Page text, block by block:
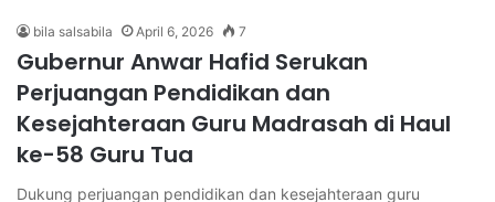
bila salsabila April 6, 2026 7
Gubernur Anwar Hafid Serukan
Perjuangan Pendidikan dan
Kesejahteraan Guru Madrasah di Haul
ke-58 Guru Tua
Dukung perjuangan pendidikan dan kesejahteraan guru